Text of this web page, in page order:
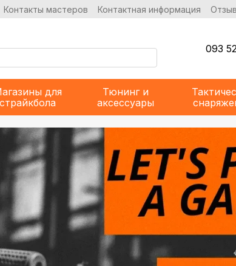
Контакты мастеров Контактная информация
093
для
страйкбола
Тюнинг и
аксессуары